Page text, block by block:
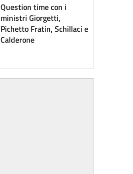
Question time con i
ministri Giorgetti,
Pichetto Fratin, Schillaci e
Calderone